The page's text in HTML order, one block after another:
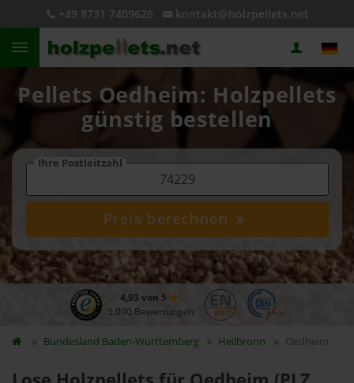
+49 8731 7409626 kontakt@holzpellets.net
Pellets Oedheim: Holzpellets
günstig bestellen
Ihre Postleitzahl
Preis berechnen
4,93 von 5
5.090 Bewertungen
Bundesland Baden-Württemberg Heilbronn Oedheim